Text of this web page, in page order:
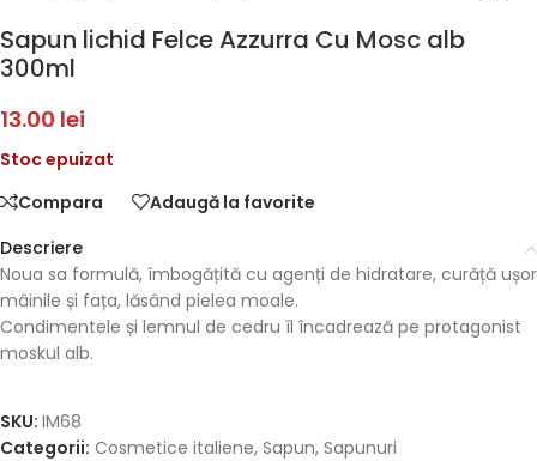
Sapun lichid Felce Azzurra Cu Mosc alb
300ml
13.00 lei
Stoc epuizat
Compara
Adaugă la favorite
Descriere
Noua sa formulă, îmbogățită cu agenți de hidratare, curăță ușor
mâinile și fața, lăsând pielea moale.
Condimentele și lemnul de cedru îl încadrează pe protagonist
moskul alb.
SKU: IM68
Categorii: Cosmetice italiene, Sapun, Sapunuri